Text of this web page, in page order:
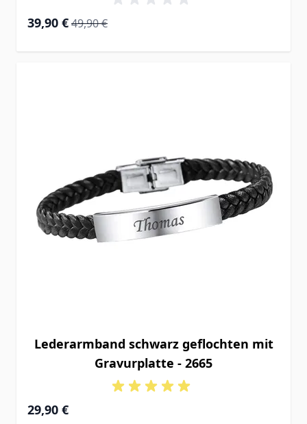
Special Price
39,90 € Regular Price
49,90 €
Lederarmband schwarz geflochten mit
Gravurplatte - 2665
29,90 €